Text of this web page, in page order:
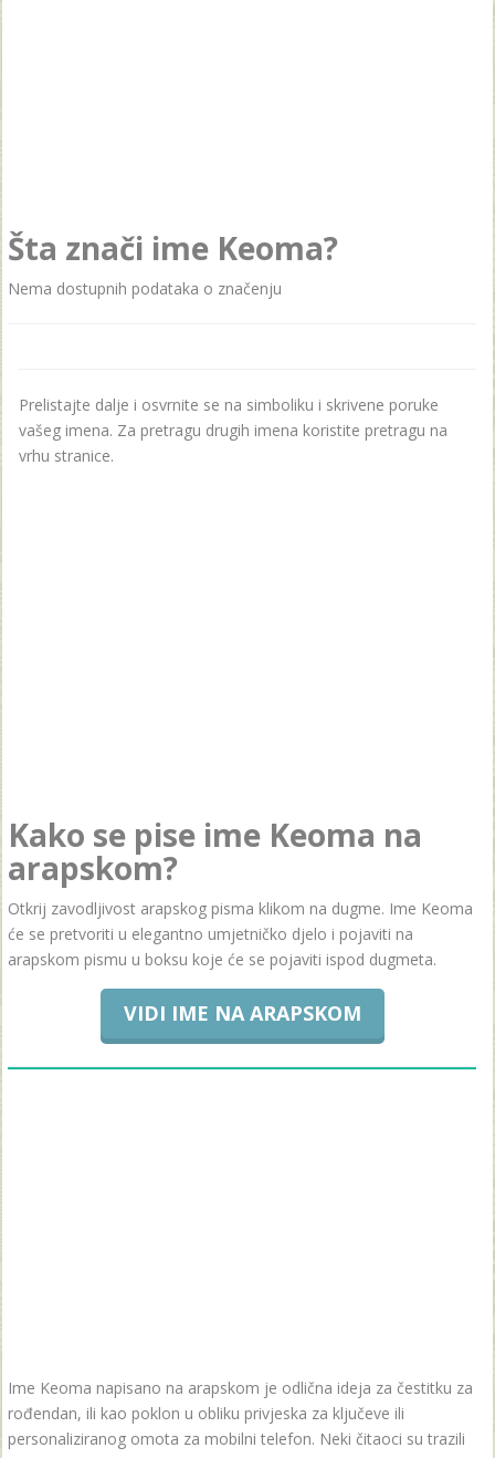
Šta znači ime Keoma?
Nema dostupnih podataka o značenju
Prelistajte dalje i osvrnite se na simboliku i skrivene poruke
vašeg imena. Za pretragu drugih imena koristite pretragu na
vrhu stranice.
Kako se pise ime Keoma na
arapskom?
Otkrij zavodljivost arapskog pisma klikom na dugme. Ime Keoma
će se pretvoriti u elegantno umjetničko djelo i pojaviti na
arapskom pismu u boksu koje će se pojaviti ispod dugmeta.
VIDI IME NA ARAPSKOM
Ime Keoma napisano na arapskom je odlična ideja za čestitku za
rođendan, ili kao poklon u obliku privjeska za ključeve ili
personaliziranog omota za mobilni telefon. Neki čitaoci su trazili